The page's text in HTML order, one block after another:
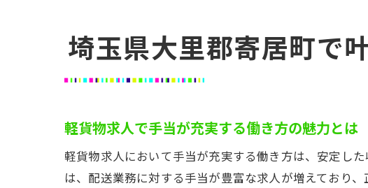
体力に自
体力
体力
軽貨
正社員と
埼玉県大里郡寄居町で
軽貨物求人で手当が充実する働き方の魅力とは
軽貨物求人において手当が充実する働き方は、安定し
は、配送業務に対する手当が豊富な求人が増えており